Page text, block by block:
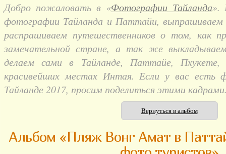
Добро пожаловать в «Фотографии Тайланда».
фотографии Тайланда и Паттайи, выпрашиваем
распрашиваем путешественников о том, как
замечательной стране, а так же
делаем сами в Тайланде, Паттайе,
красивейших местах Интая. Если у вас есть
Тайланде 2017, просим поделиться этими
Вернуться в альбом
Альбом «Пляж Вонг Амат в